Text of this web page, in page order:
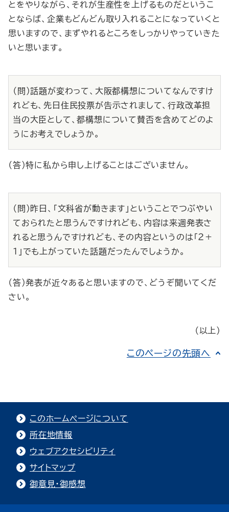
とをやりながら、それが生産性を上げるものだというこ
とならば、企業もどんどん取り入れることになっていくと
思いますので、まずやれるところをしっかりやっていきた
いと思います。
（問）話題が変わって、大阪都構想についてなんですけ
れども、先日住民投票が告示されまして、行政改革担
当の大臣として、都構想について賛否を含めてどのよ
うにお考えでしょうか。
（答）特に私から申し上げることはございません。
（問）昨日、「文科省が動きます」ということでつぶやい
ておられたと思うんですけれども、内容は来週発表さ
れると思うんですけれども、その内容というのは「２＋
１」でも上がっていた話題だったんでしょうか。
（答）発表が近々あると思いますので、どうぞ聞いてくだ
さい。
（以上）
このページの先頭へ
このホームページについて
所在地情報
ウェブアクセシビリティ
サイトマップ
御意見・御感想